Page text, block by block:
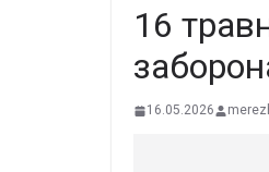
16
16.05.2026